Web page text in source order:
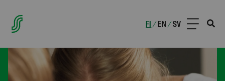
FI /EN /SV